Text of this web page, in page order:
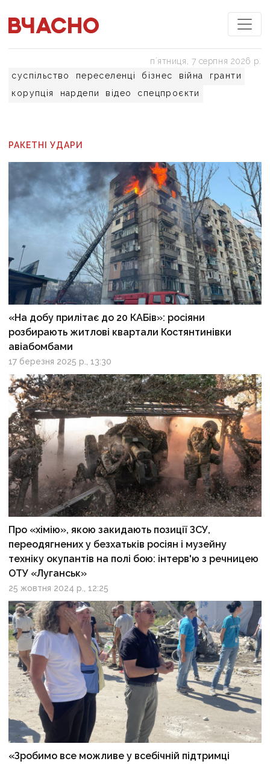
суспільство переселенці бізнес війна
гранти
корупція
нардепи відео спецпроєкти
пʼятниця, 7 серпня 2026 р.
РАКЕТНІ УДАРИ
«На добу прилітає до 20 КАБів»: росіяни
розбирають житлові квартали Костянтинівки
авіабомбами
17 березня 2025 р., 13:30
Про «хімію», якою закидають позиції ЗСУ,
переодягнених у безхатьків росіян і музейну
техніку окупантів на полі бою: інтерв'ю з речницею
ОТУ «Луганськ»
25 жовтня 2024 р., 12:25
«Зробимо все можливе у всебічній підтримці